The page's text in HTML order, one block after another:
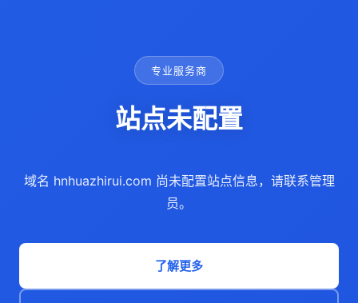
专业服务商
站点未配置
域名 hnhuazhirui.com 尚未配置站点信息，请联系管理
员。
了解更多